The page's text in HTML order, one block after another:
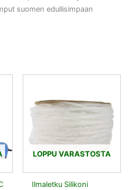
suomen edullisimpaan
LOPPU VARASTOSTA
Ilmaletku Silikoni